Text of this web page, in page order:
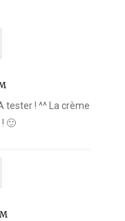
tester ! ^^ La crème
🙂